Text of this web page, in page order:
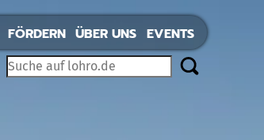
FÖRDERN ÜBER UNS EVENTS